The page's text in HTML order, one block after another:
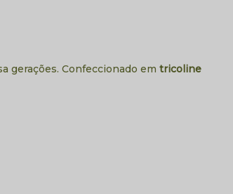
gerações. Confeccionado em tricoline